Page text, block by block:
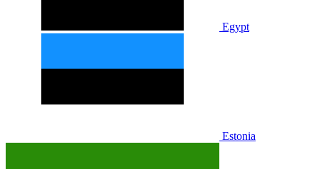
Egypt
Estonia